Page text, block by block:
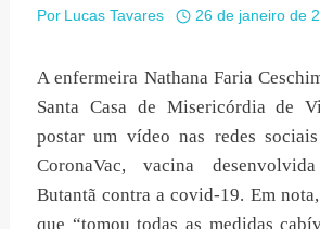
Por Lucas Tavares 26 de janeiro de
A enfermeira Nathana Faria
Santa Casa de Misericórdia de
postar um vídeo nas redes
CoronaVac, vacina
Butantã contra a covid-19. Em
que “tomou todas as medidas